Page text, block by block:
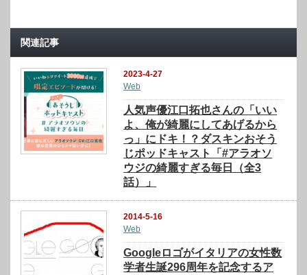
関連記事
2023-4-27
Web
⼈気声優江⼝拓也さんの「いい
よ、俺が綺麗にしてあげるから
っ」にドキ！？ダスキンおそう
じポッドキャスト「#アラオソ
ウジの綺麗すぎる毎⽇（全3
話）」
2014-5-16
Web
Googleロゴがイタリアの女性数
学者生誕296周年を記念するア